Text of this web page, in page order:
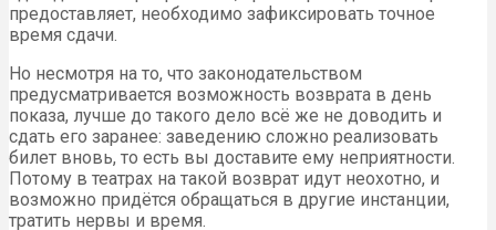
Для спектаклей, например, стандартные удержания от
стоимости билета составляют: до 20% при сдаче за две
недели до представления, до 40% – за 7-10 дней, до 70%
– за пять дней. Но следует отметить, что это незаконно и
при желании можно опротестовать такое правило. Всё,
что может удержать организатор – сумма понесённых
им затрат на обеспечение посещения мероприятия
именно покупателем билета. Затраты должны быть
чётко обоснованы, и обычно не достигают и 10% от
выплаченной посетителем суммы.